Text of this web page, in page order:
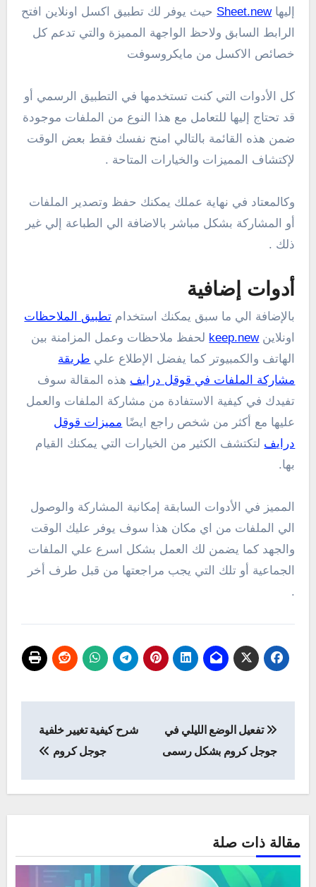
إليهاSheet.new حيث يوفر لك تطبيق اكسل اونلاين افتح
الرابط السابق ولاحظ الواجهة المميزة والتي تدعم كل
خصائص الاكسل من مايكروسوفت
كل الأدوات التي كنت تستخدمها في التطبيق الرسمي أو
قد تحتاج إليها للتعامل مع هذا النوع من الملفات موجودة
ضمن هذه القائمة بالتالي امنح نفسك فقط بعض الوقت
لإكتشاف المميزات والخيارات المتاحة .
وكالمعتاد في نهاية عملك يمكنك حفظ وتصدير الملفات
أو المشاركة بشكل مباشر بالاضافة الي الطباعة إلي غير
ذلك .
أدوات إضافية
بالإضافة الي ما سبق يمكنك استخدام تطبيق الملاحظات
اونلاينkeep.new لحفظ ملاحظات وعمل المزامنة بين
الهاتف والكمبيوتر كما يفضل الإطلاع علي طريقة
مشاركة الملفات في قوقل درايف هذه المقالة سوف
تفيدك في كيفية الاستفادة من مشاركة الملفات والعمل
عليها مع أكثر من شخص راجع ايضًا مميزات قوقل
درايف لتكتشف الكثير من الخيارات التي يمكنك القيام
بها.
المميز في الأدوات السابقة إمكانية المشاركة والوصول
الي الملفات من اي مكان هذا سوف يوفر عليك الوقت
والجهد كما يضمن لك العمل بشكل اسرع علي الملفات
الجماعية أو تلك التي يجب مراجعتها من قبل طرف أخر
.
المقالات
تفعيل الوضع الليلي في
جوجل كروم بشكل رسمى
شرح كيفية تغيير خلفية
جوجل كروم
مقالة ذات صلة